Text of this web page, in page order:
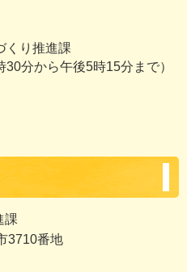
くり推進課
30分から午後5時15分まで）
課
3710番地